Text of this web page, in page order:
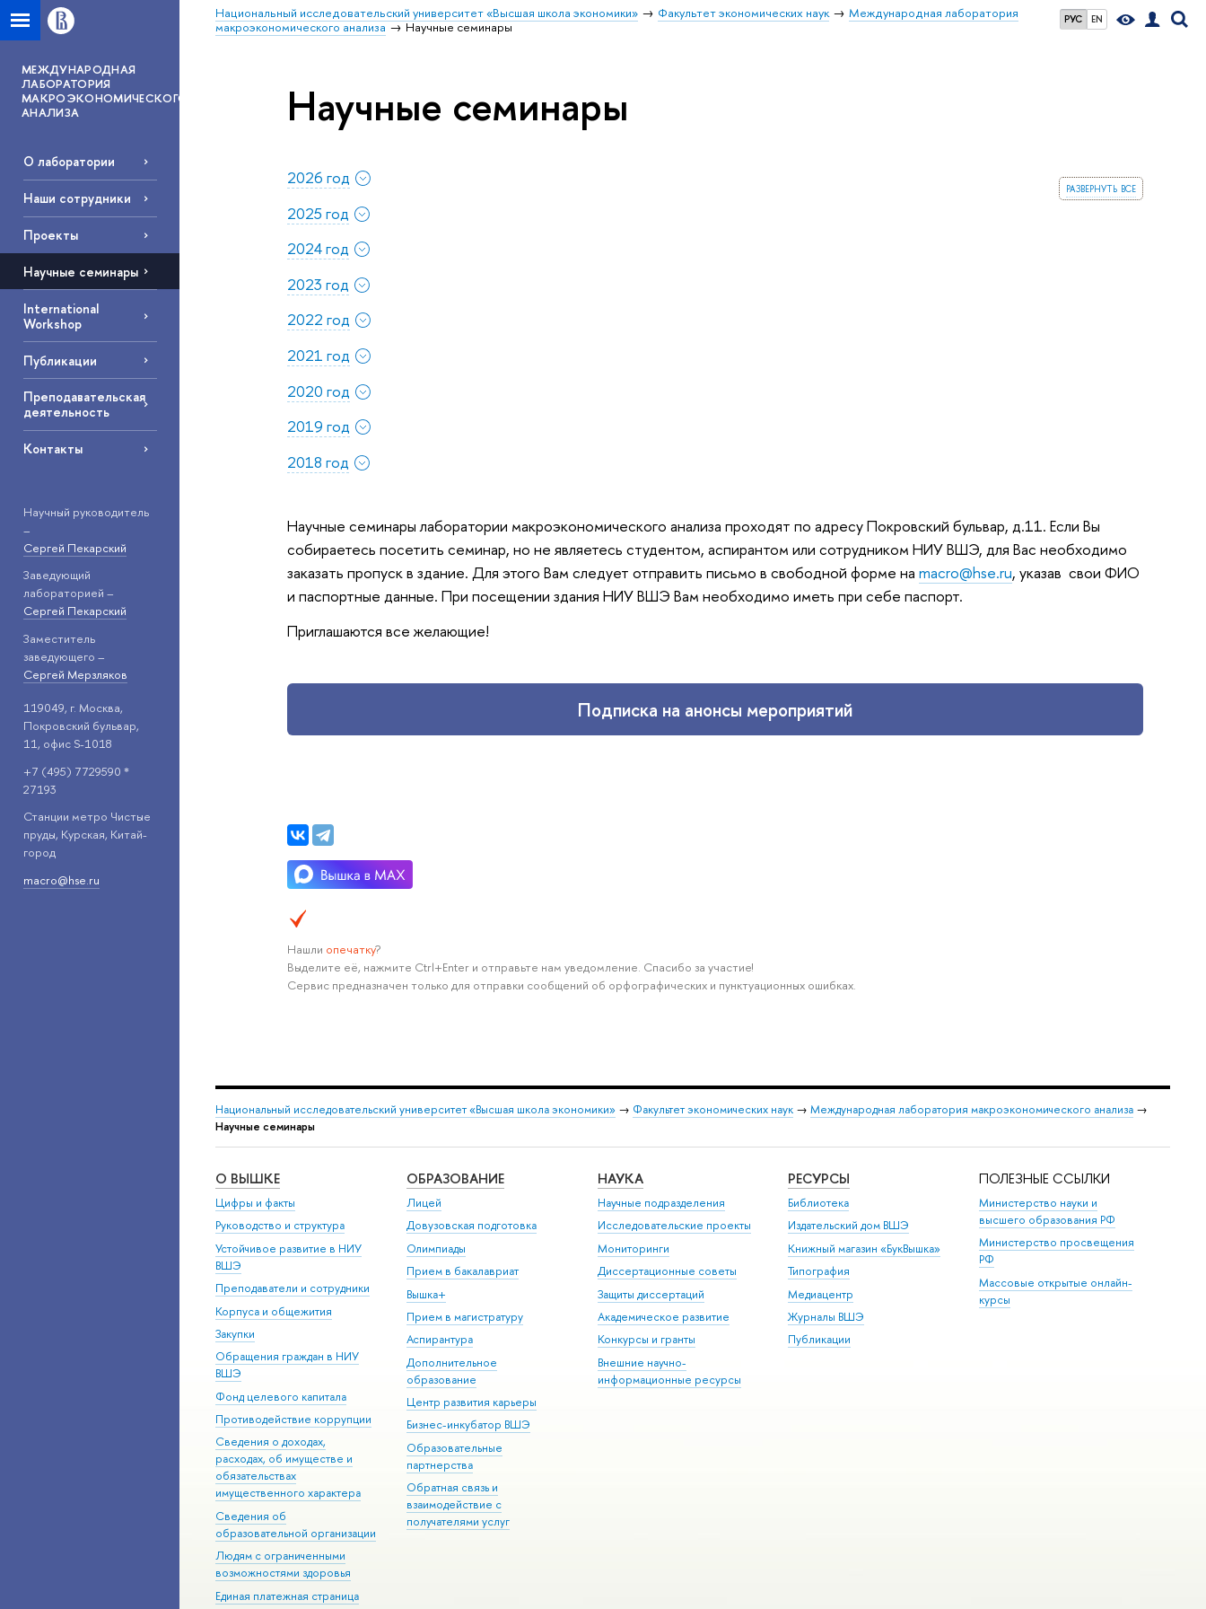
РУС EN
Национальный исследовательский университет «Высшая школа экономики» Факультет экономических наук
Международная лаборатория
макроэкономического анализа
Научные семинары
МЕЖДУНАРОДНАЯ
ЛАБОРАТОРИЯ
МАКРОЭКОНОМИЧЕСКОГО
АНАЛИЗА
О лаборатории
Наши сотрудники
Проекты
Научные семинары
International
Workshop
Публикации
Преподавательская
деятельность
Контакты
Научный руководитель
–
Сергей Пекарский
Заведующий
лабораторией –
Сергей Пекарский
Заместитель
заведующего –
Сергей Мерзляков
119049, г. Москва,
Покровский бульвар,
11, офис S-1018
+7 (495) 7729590 *
27193
Станции метро Чистые
пруды, Курская, Китай-
город
macro@hse.ru
Научные семинары
развернуть все
2026 год
2025 год
2024 год
2023 год
2022 год
2021 год
2020 год
2019 год
2018 год
Научные семинары лаборатории макроэкономического анализа проходят по адресу Покровский бульвар, д.11. Если Вы
собираетесь посетить семинар, но не являетесь студентом, аспирантом или сотрудником НИУ ВШЭ, для Вас необходимо
заказать пропуск в здание. Для этого Вам следует отправить письмо в свободной форме на macro@hse.ru, указав свои ФИО
и паспортные данные. При посещении здания НИУ ВШЭ Вам необходимо иметь при себе паспорт.
Приглашаются все желающие!
Подписка на анонсы мероприятий
Нашли опечатку?
Выделите её, нажмите Ctrl+Enter и отправьте нам уведомление. Спасибо за участие!
Сервис предназначен только для отправки сообщений об орфографических и пунктуационных ошибках.
Национальный исследовательский университет «Высшая школа экономики» → Факультет экономических наук → Международная лаборатория макроэкономического анализа →
Научные семинары
О ВЫШКЕ
Цифры и факты
Руководство и структура
Устойчивое развитие в НИУ
ВШЭ
Преподаватели и сотрудники
Корпуса и общежития
Закупки
Обращения граждан в НИУ
ВШЭ
Фонд целевого капитала
Противодействие коррупции
Сведения о доходах,
расходах, об имуществе и
обязательствах
имущественного характера
Сведения об
образовательной организации
Людям с ограниченными
возможностями здоровья
Единая платежная страница
ОБРАЗОВАНИЕ
Лицей
Довузовская подготовка
Олимпиады
Прием в бакалавриат
Вышка+
Прием в магистратуру
Аспирантура
Дополнительное
образование
Центр развития карьеры
Бизнес-инкубатор ВШЭ
Образовательные
партнерства
Обратная связь и
взаимодействие с
получателями услуг
НАУКА
Научные подразделения
Исследовательские проекты
Мониторинги
Диссертационные советы
Защиты диссертаций
Академическое развитие
Конкурсы и гранты
Внешние научно-
информационные ресурсы
РЕСУРСЫ
Библиотека
Издательский дом ВШЭ
Книжный магазин «БукВышка»
Типография
Медиацентр
Журналы ВШЭ
Публикации
ПОЛЕЗНЫЕ ССЫЛКИ
Министерство науки и
высшего образования РФ
Министерство просвещения
РФ
Массовые открытые онлайн-
курсы